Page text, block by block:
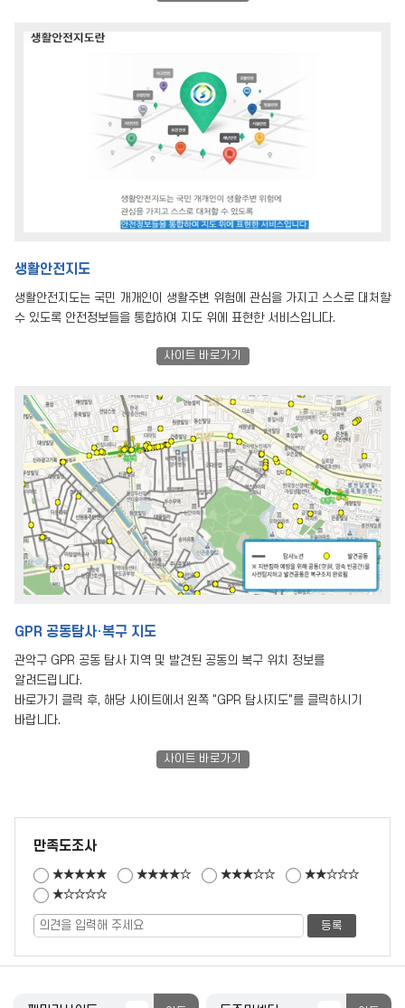
생활안전지도
생활안전지도는 국민 개개인이 생활주변 위험에 관심을 가지고 스스로 대처할
수 있도록 안전정보들을 통합하여 지도 위에 표현한 서비스입니다.
사이트 바로가기
GPR 공동탐사·복구 지도
관악구 GPR 공동 탐사 지역 및 발견된 공동의 복구 위치 정보를
알려드립니다.
바로가기 클릭 후, 해당 사이트에서 왼쪽 "GPR 탐사지도"를 클릭하시기
바랍니다.
사이트 바로가기
만족도조사
★★★★★ ★★★★☆ ★★★☆☆
★★☆☆☆
★☆☆☆☆